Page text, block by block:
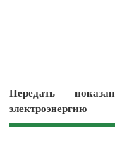
Передать
электроэнергию